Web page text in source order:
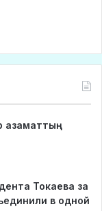
азаматтың
Токаева за
в одной